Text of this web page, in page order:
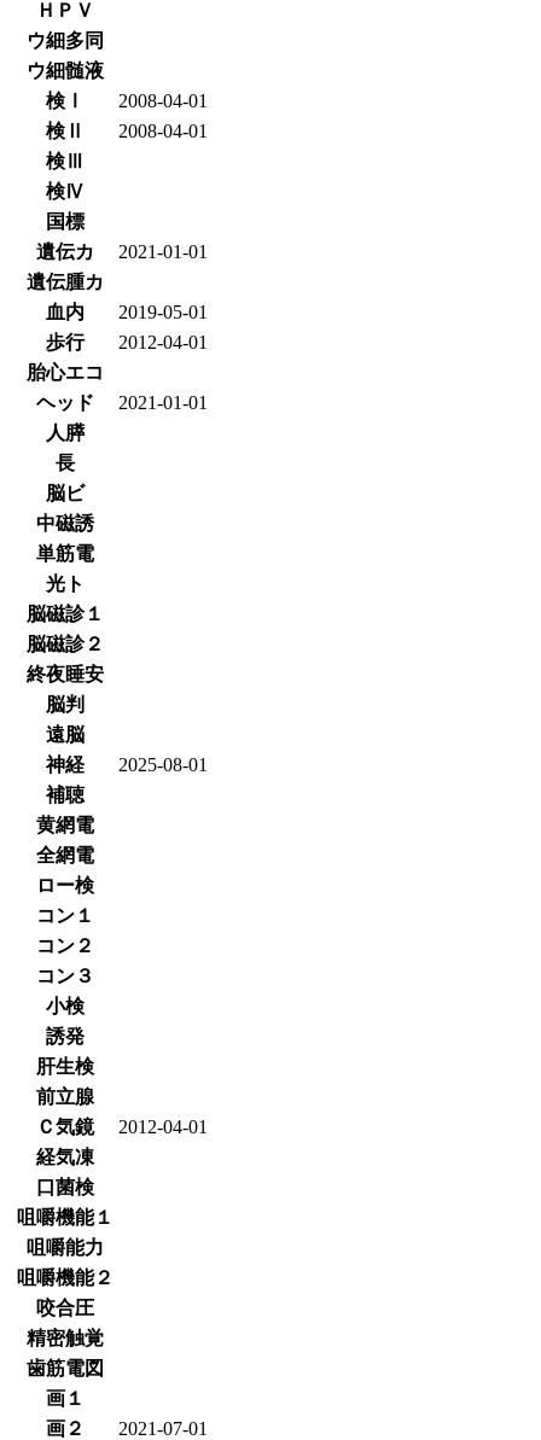
ＨＰＶ
ウ細多同
ウ細髄液
検Ⅰ
2008-04-01
検Ⅱ
2008-04-01
検Ⅲ
検Ⅳ
国標
遺伝カ
2021-01-01
遺伝腫カ
血内
2019-05-01
歩行
2012-04-01
胎心エコ
ヘッド
2021-01-01
人膵
長
脳ビ
中磁誘
単筋電
光ト
脳磁診１
脳磁診２
終夜睡安
脳判
遠脳
神経
2025-08-01
補聴
黄網電
全網電
ロー検
コン１
コン２
コン３
小検
誘発
肝生検
前立腺
Ｃ気鏡
2012-04-01
経気凍
口菌検
咀嚼機能１
咀嚼能力
咀嚼機能２
咬合圧
精密触覚
歯筋電図
画１
画２
2021-07-01